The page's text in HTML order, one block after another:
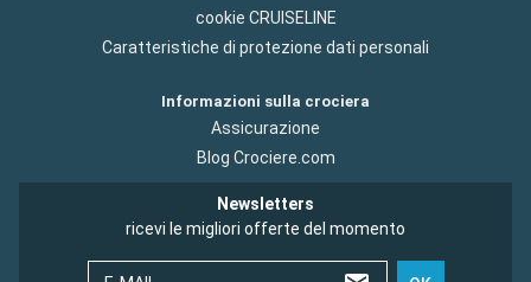
cookie CRUISELINE
Caratteristiche di protezione dati personali
Informazioni sulla crociera
Assicurazione
Blog Crociere.com
Newsletters
ricevi le migliori offerte del momento